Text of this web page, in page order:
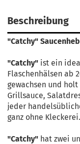
Beschreibung
"Catchy"
"Catchy" ist ein
Flaschenhälsen ab
gewachsen und
Grillsauce,
jeder
ganz ohne Kleckerei.
"Catchy" hat zwei